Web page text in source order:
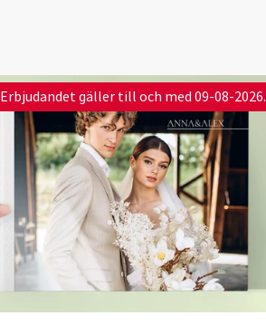
Erbjudandet gäller till och med 09-08-2026.